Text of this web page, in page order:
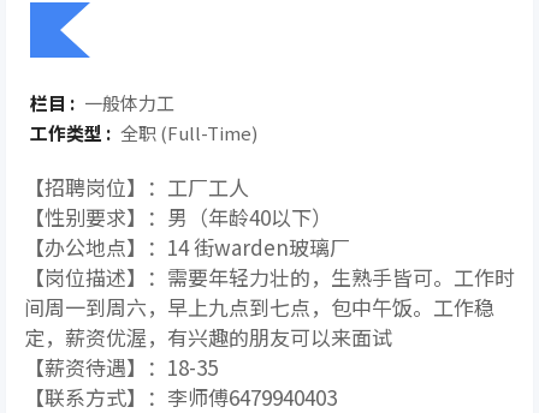
栏目 : 一般体力工
工作类型 : 全职 (Full-Time)
【招聘岗位】：工厂工人
【性别要求】：男（年龄40以下）
【办公地点】：14 街warden玻璃厂
【岗位描述】：需要年轻力壮的，生熟手皆可。工作时
间周一到周六，早上九点到七点，包中午饭。工作稳
定，薪资优渥，有兴趣的朋友可以来面试
【薪资待遇】：18-35
【联系方式】：李师傅6479940403